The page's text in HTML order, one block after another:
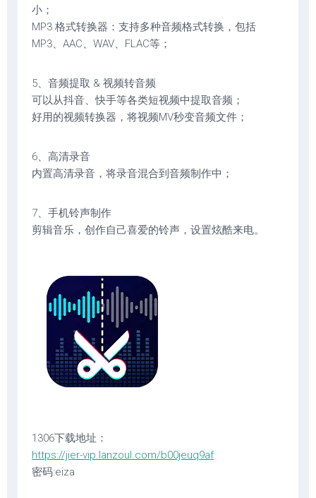
小；
MP3 格式转换器：支持多种音频格式转换，包括
MP3、AAC、WAV、FLAC等；
5、音频提取 & 视频转音频
可以从抖音、快手等各类短视频中提取音频；
好用的视频转换器，将视频MV秒变音频文件；
6、高清录音
内置高清录音，将录音混合到音频制作中；
7、手机铃声制作
剪辑音乐，创作自己喜爱的铃声，设置炫酷来电。
1306下载地址：
https://jier-vip.lanzoul.com/b00jeuq9af
密码:eiza